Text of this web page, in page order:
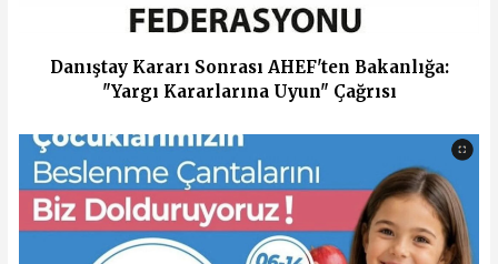
Danıştay Kararı Sonrası AHEF'ten Bakanlığa:
"Yargı Kararlarına Uyun" Çağrısı